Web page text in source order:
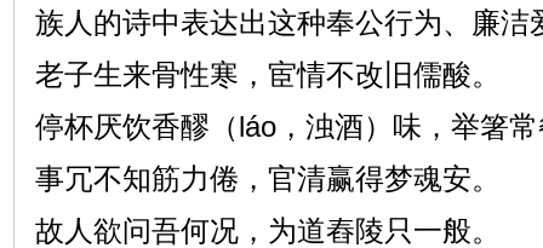
族人的诗中表达出这种奉公行为、廉洁
老子生来骨性寒，宦情不改旧儒酸。
停杯厌饮香醪（láo，浊酒）味，举箸
事冗不知筋力倦，官清赢得梦魂安。
故人欲问吾何况，为道舂陵只一般。